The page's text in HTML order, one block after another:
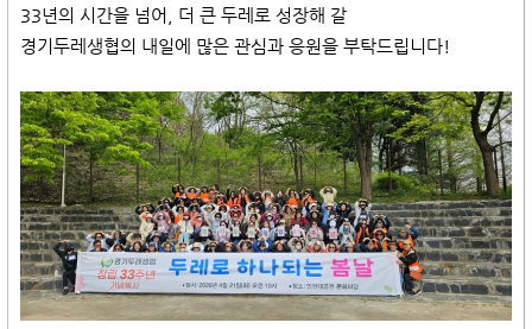
33년의 시간을 넘어, 더 큰 두레로 성장해 갈
경기두레생협의 내일에 많은 관심과 응원을 부탁드립니다!